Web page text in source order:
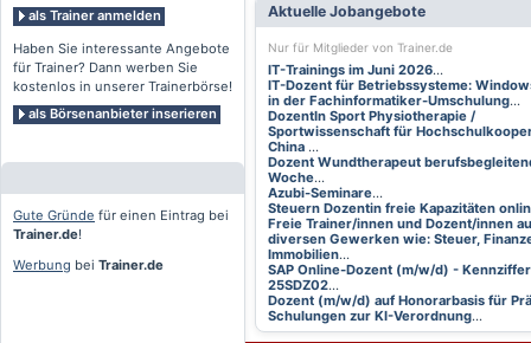
als Trainer anmelden
Haben Sie interessante Angebote
für Trainer? Dann werben Sie
kostenlos in unserer Trainerbörse!
als Börsenanbieter inserieren
Gute Gründe für einen Eintrag bei
Trainer.de!
Werbung bei Trainer.de
Aktuelle Jobangebote
Nur für Mitglieder von Trainer.de
IT-Trainings im Juni 2026...
IT-Dozent für Betriebssysteme:
in der Fachinformatiker-Umschulung...
DozentIn Sport Physiotherapie /
Sportwissenschaft für
China ...
Dozent Wundtherapeut
Woche...
Azubi-Seminare...
Steuern Dozentin freie Kapazitäten
Freie Trainer/innen und Dozent/innen
diversen Gewerken wie: Steuer,
Immobilien...
SAP Online-Dozent (m/w/d) -
25SDZ02...
Dozent (m/w/d) auf Honorarbasis für
Schulungen zur KI-Verordnung...